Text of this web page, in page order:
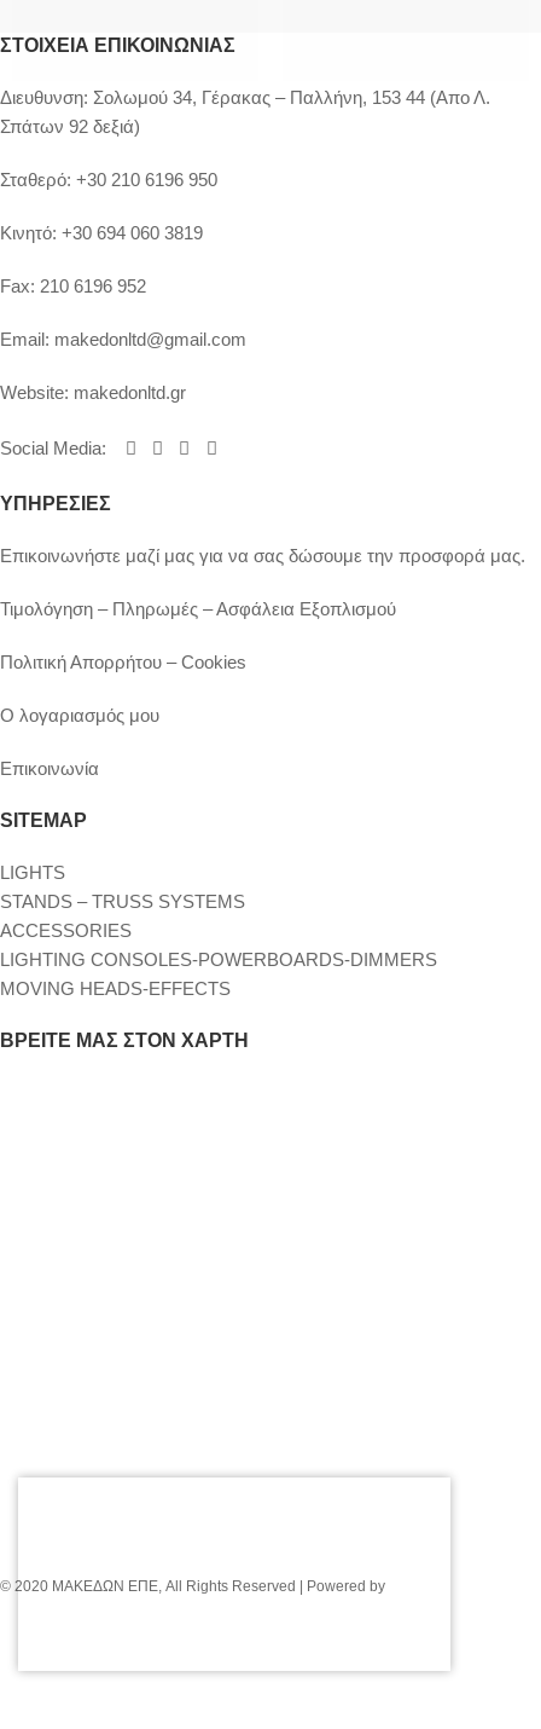
ΣΤΟΙΧΕΊΑ ΕΠΙΚΟΙΝΩΝΊΑΣ
Διευθυνση: Σολωμού 34, Γέρακας – Παλλήνη, 153 44 (Απο Λ.
Σπάτων 92 δεξιά)
Σταθερό: +30 210 6196 950
Κινητό: +30 694 060 3819
Fax: 210 6196 952
Email: makedonltd@gmail.com
Website: makedonltd.gr
Social Media:
ΥΠΗΡΕΣΙΕΣ
Επικοινωνήστε μαζί μας για να σας δώσουμε την προσφορά μας.
Τιμολόγηση – Πληρωμές – Ασφάλεια Εξοπλισμού
Πολιτική Απορρήτου – Cookies
Ο λογαριασμός μου
Επικοινωνία
SITEMAP
LIGHTS
STANDS – TRUSS SYSTEMS
ACCESSORIES
LIGHTING CONSOLES-POWERBOARDS-DIMMERS
MOVING HEADS-EFFECTS
ΒΡΕΊΤΕ ΜΑΣ ΣΤΟΝ ΧΆΡΤΗ
© 2020 ΜΑΚΕΔΩΝ ΕΠΕ, All Rights Reserved | Powered by